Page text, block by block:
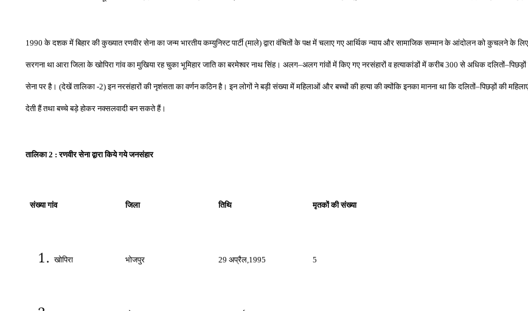
1990के दशक में बिहार की कुख्यात रणवीर सेना का जन्म भारतीय कम्युनिस्ट पार्टी (माले)द्वारा वंचितों के पक्ष में चलाए गए आर्थिक न्याय और सामाजिक सम्मान के आंदोलन को कुचलने के
सरगना था आरा जिला के खोपिरा गांव का मुखिया रह चुका भूमिहार जाति का बरमेश्वर नाथ सिंह। अलग–अलग गांवों में किए गए नरसंहारों व हत्याकांडों में करीब300से अधिक दलितों–
सेना पर है। (देखें तालिका -2)इन नरसंहारों की नृशंसता का वर्णन कठिन है। इन लोगों ने बड़ी संख्या में महिलाओं और बच्चों की हत्या की क्योंकि इनका मानना था कि दलितों–पिछड़ों की
देती हैं तथा बच्चे बड़े होकर नक्सलवादी बन सकते हैं।
तालिका2 :रणवीर सेना द्वारा किये गये जनसंहार
संख्‍यागांव जिला तिथि मृतकों की संख्‍या
खोपिरा भोजपुर 29 अप्रैल,1995 5